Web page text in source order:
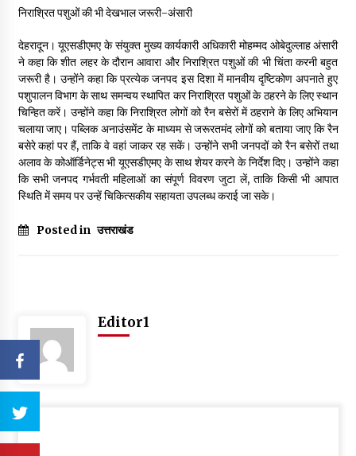
निराश्रित पशुओं की भी देखभाल जरूरी-अंसारी
देहरादून। यूएसडीएमए के संयुक्त मुख्य कार्यकारी अधिकारी मोहम्मद ओबेदुल्लाह अंसारी
ने कहा कि शीत लहर के दौरान आवारा और निराश्रित पशुओं की भी चिंता करनी बहुत
जरूरी है। उन्होंने कहा कि प्रत्येक जनपद इस दिशा में मानवीय दृष्टिकोण अपनाते हुए
पशुपालन विभाग के साथ समन्वय स्थापित कर निराश्रित पशुओं के ठहरने के लिए स्थान
चिन्हित करें। उन्होंने कहा कि निराश्रित लोगों को रैन बसेरों में ठहराने के लिए अभियान
चलाया जाए। पब्लिक अनाउंसमेंट के माध्यम से जरूरतमंद लोगों को बताया जाए कि रैन
बसेरे कहां पर हैं, ताकि वे वहां जाकर रह सकें। उन्होंने सभी जनपदों को रैन बसेरों तथा
अलाव के कोऑर्डिनेट्स भी यूएसडीएमए के साथ शेयर करने के निर्देश दिए। उन्होंने कहा
कि सभी जनपद गर्भवती महिलाओं का संपूर्ण विवरण जुटा लें, ताकि किसी भी आपात
स्थिति में समय पर उन्हें चिकित्सकीय सहायता उपलब्ध कराई जा सके।
Posted in उत्तराखंड
Editor1